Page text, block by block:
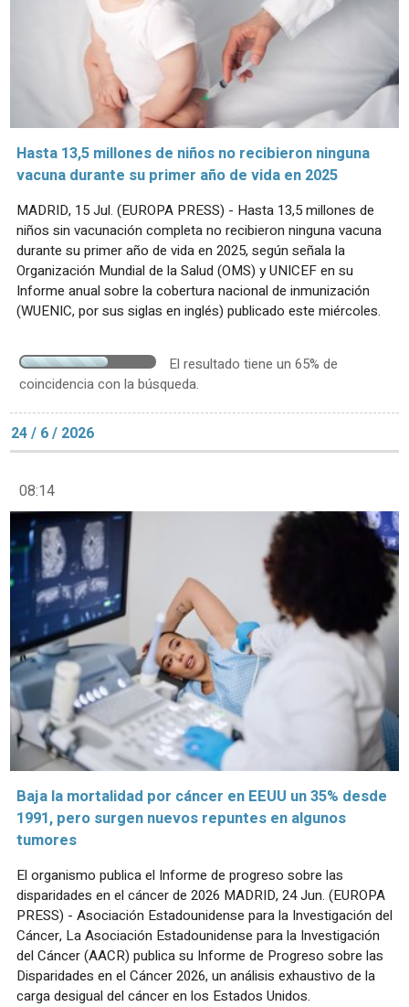
Hasta 13,5 millones de niños no recibieron ninguna
vacuna durante su primer año de vida en 2025
MADRID, 15 Jul. (EUROPA PRESS) - Hasta 13,5 millones de
niños sin vacunación completa no recibieron ninguna vacuna
durante su primer año de vida en 2025, según señala la
Organización Mundial de la Salud (OMS) y UNICEF en su
Informe anual sobre la cobertura nacional de inmunización
(WUENIC, por sus siglas en inglés) publicado este miércoles.
El resultado tiene un 65% de
coincidencia con la búsqueda.
24 / 6 / 2026
08:14
Baja la mortalidad por cáncer en EEUU un 35% desde
1991, pero surgen nuevos repuntes en algunos
tumores
El organismo publica el Informe de progreso sobre las
disparidades en el cáncer de 2026 MADRID, 24 Jun. (EUROPA
PRESS) - Asociación Estadounidense para la Investigación del
Cáncer, La Asociación Estadounidense para la Investigación
del Cáncer (AACR) publica su Informe de Progreso sobre las
Disparidades en el Cáncer 2026, un análisis exhaustivo de la
carga desigual del cáncer en los Estados Unidos.